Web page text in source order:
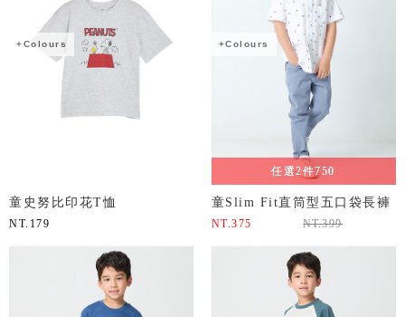
+Colours
童史努比印花T恤
NT. 179
+Colours
任選2件750
童Slim Fit直筒型五口袋長褲
NT.375 NT.399